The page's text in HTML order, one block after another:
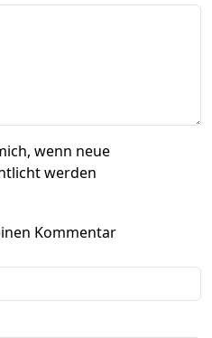
wenn neue
werden
Kommentar